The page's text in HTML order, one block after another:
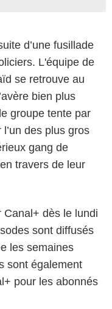
d’une fusillade
L'équipe de
se retrouve au
bien plus
groupe tente par
des plus gros
gang de
travers de leur
Canal+ dès le lundi
sont diffusés
les semaines
sont également
pour les abonnés